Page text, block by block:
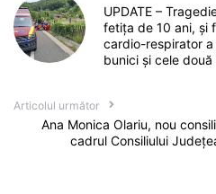
UPDATE –
fetița de 10 ani, și
cardio-respirator
bunici și cele
Articolul următor
Ana Monica Olariu, nou
cadrul Consiliului